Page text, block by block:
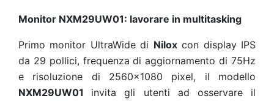
Monitor NXM29UW01: lavorare in multitasking
Primo monitor UltraWide di Niloxcon display IPS
da 29 pollici, frequenza di aggiornamento di 75Hz
e risoluzione di 2560x1080 pixel, il modello
NXM29UW01 invita gli utenti ad osservare il